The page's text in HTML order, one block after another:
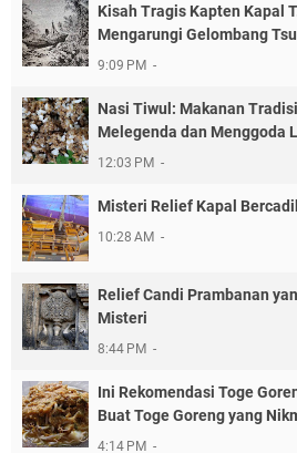
Kisah Tragis Kapten Kapal
Mengarungi Gelombang
9:09 PM
Nasi Tiwul: Makanan
Melegenda dan Menggoda
12:03 PM
Misteri Relief Kapal
10:28 AM
Relief Candi Prambanan
Misteri
8:44 PM
Ini Rekomendasi Toge
Buat Toge Goreng yang
4:14 PM